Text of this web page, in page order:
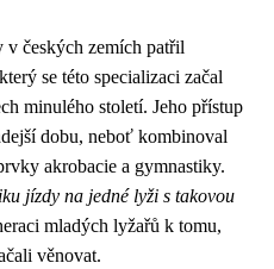
českých zemích patřil
se této specializaci začal
minulého století. Jeho přístup
dobu, neboť kombinoval
akrobacie a gymnastiky.
jízdy na jedné lyži s takovou
mladých lyžařů k tomu,
věnovat.